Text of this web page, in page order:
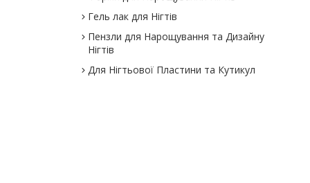
Гель лак для Нігтів
Пензли для Нарощування та Дизайну
Нігтів
Для Нігтьової Пластини та Кутикул